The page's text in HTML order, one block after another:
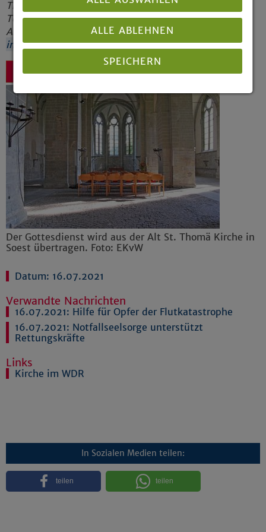
Thomä, Thomästraße 74, in Soest statt. Den
Text der Predigt können Interessierte im
Anschluss im Internet nachlesen unter
im WDR
Zurück
Der Gottesdienst wird aus der Alt St. Thomä Kirche in
Soest übertragen. Foto: EKvW
Datum: 16.07.2021
Verwandte Nachrichten
16.07.2021: Hilfe für Opfer der Flutkatastrophe
16.07.2021: Notfallseelsorge unterstützt
Rettungskräfte
Links
Kirche im WDR
In Sozialen Medien teilen:
teilen teilen
ALLE ABLEHNEN
SPEICHERN
Details anzeigen
Impressum|Datenschutz